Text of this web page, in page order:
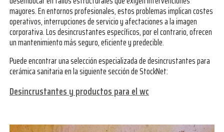
mayores. En entornos profesionales, estos problemas implican costes
operativos, interrupciones de servicio y afectaciones a la imagen
corporativa. Los desincrustantes específicos, por el contrario, ofrecen
un mantenimiento más seguro, eficiente y predecible.
Puede encontrar una selección especializada de desincrustantes para
cerámica sanitaria en la siguiente sección de StockNet:
Desincrustantes y productos para el wc